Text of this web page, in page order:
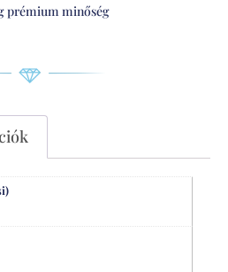
prémium minőség